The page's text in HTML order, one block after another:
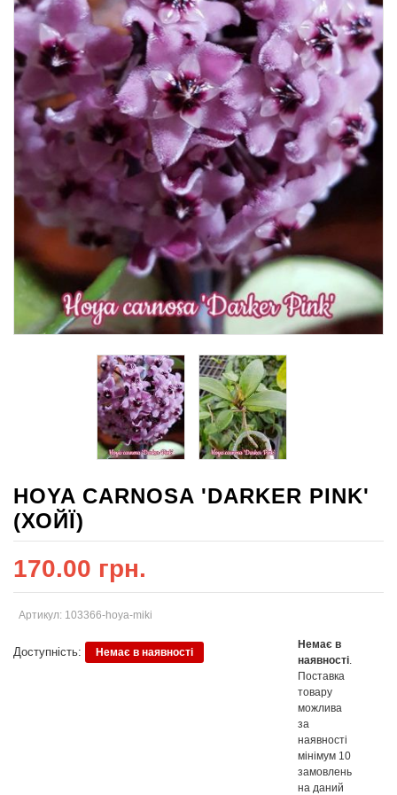
HOYA CARNOSA 'DARKER PINK'
(ХОЙЇ)
170.00 грн.
Артикул: 103366-hoya-miki
Доступність: Немає в наявності
Немає в
наявності
Поставка
товару
можлива
за
наявності
мінімум 10
замовлень
на даний